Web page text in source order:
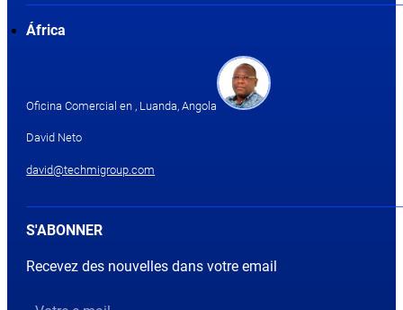
África
Oficina Comercial en , Luanda, Angola
David Neto
david@techmigroup.com
S'ABONNER
Recevez des nouvelles dans votre email